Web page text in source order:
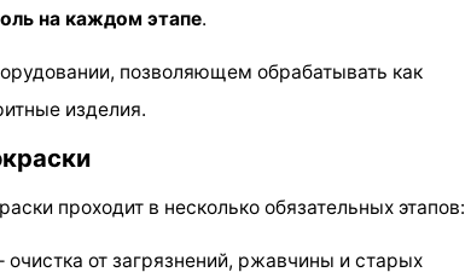
на каждом этапе.
позволяющем обрабатывать как
изделия.
проходит в несколько обязательных этапов:
от загрязнений, ржавчины и старых